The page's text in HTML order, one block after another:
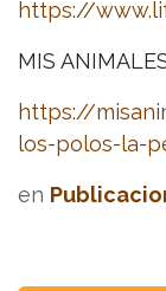
https://
MIS
https://
los-polos-la-
en